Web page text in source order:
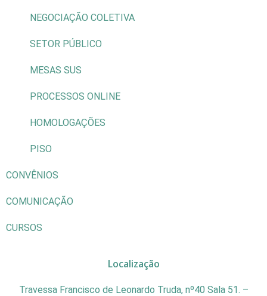
NEGOCIAÇÃO COLETIVA
SETOR PÚBLICO
MESAS SUS
PROCESSOS ONLINE
HOMOLOGAÇÕES
PISO
CONVÊNIOS
COMUNICAÇÃO
CURSOS
Localização
Travessa Francisco de Leonardo Truda, nº40 Sala 51. –